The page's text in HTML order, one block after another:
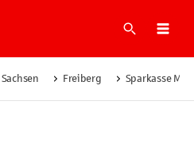
Suche
Sachsen Freiberg Sparkasse